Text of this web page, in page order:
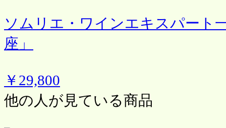
ソムリエ・ワインエキスパート
座」
￥29,800
他の人が見ている商品